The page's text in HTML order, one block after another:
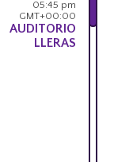
05:45 pm
GMT+00:00
AUDITORIO
LLERAS